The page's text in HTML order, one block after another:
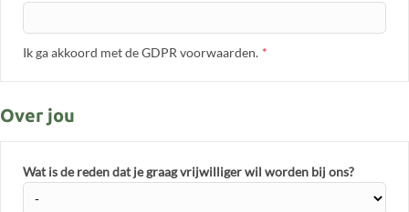
Ik ga akkoord met de GDPR voorwaarden. *
Over jou
Wat is de reden dat je graag vrijwilliger wil worden bij ons?